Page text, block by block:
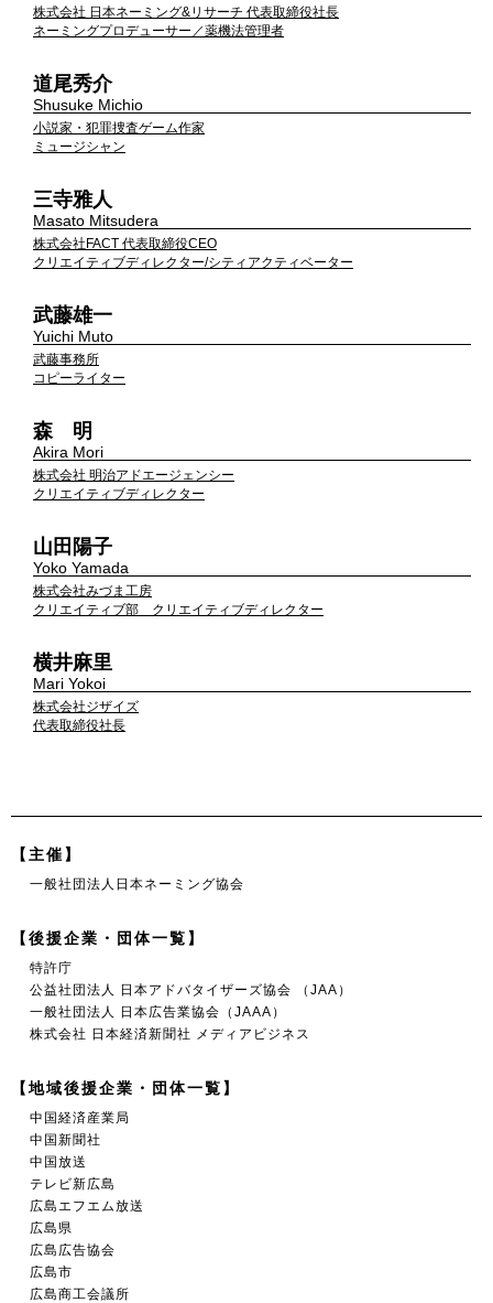
株式会社 日本ネーミング&リサーチ 代表取締役社長
ネーミングプロデューサー／薬機法管理者
道尾秀介
Shusuke Michio
小説家・犯罪捜査ゲーム作家
ミュージシャン
三寺雅人
Masato Mitsudera
株式会社FACT 代表取締役CEO
クリエイティブディレクター/シティアクティベーター
武藤雄一
Yuichi Muto
武藤事務所
コピーライター
森 明
Akira Mori
株式会社 明治アドエージェンシー
クリエイティブディレクター
山田陽子
Yoko Yamada
株式会社みづま工房
クリエイティブ部 クリエイティブディレクター
横井麻里
Mari Yokoi
株式会社ジザイズ
代表取締役社長
【主催】
一般社団法人日本ネーミング協会
【後援企業・団体一覧】
特許庁
公益社団法人 日本アドバタイザーズ協会 （JAA）
一般社団法人 日本広告業協会（JAAA）
株式会社 日本経済新聞社 メディアビジネス
【地域後援企業・団体一覧】
中国経済産業局
中国新聞社
中国放送
テレビ新広島
広島エフエム放送
広島県
広島広告協会
広島市
広島商工会議所